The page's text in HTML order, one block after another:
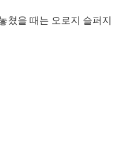
쳤을 때는 오로지 슬퍼지